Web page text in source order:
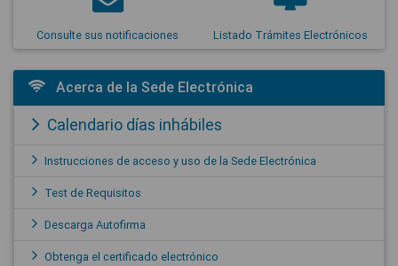
Consulte sus notificaciones Listado Trámites Electrónicos
Acerca de la Sede Electrónica
Calendario días inhábiles
Instrucciones de acceso y uso de la Sede Electrónica
Test de Requisitos
Descarga Autofirma
Obtenga el certificado electrónico